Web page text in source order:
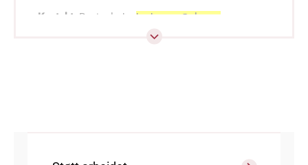
Kontakt: Regionleder badnanes@nlm.no